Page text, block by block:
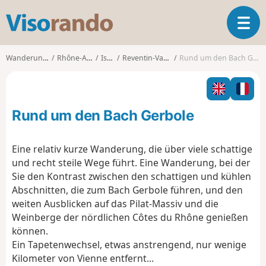
s
o
T
o
l
n
g
a
t
n
Wanderungen Rhône-Alpes Isère Reventin-Vaugris Rund um den Bach Gerbole
Rund um den Bach Gerbole
Eine relativ kurze Wanderung, die über viele schattige
und recht steile Wege führt. Eine Wanderung, bei der
Sie den Kontrast zwischen den schattigen und kühlen
Abschnitten, die zum Bach Gerbole führen, und den
weiten Ausblicken auf das Pilat-Massiv und die
Weinberge der nördlichen Côtes du Rhône genießen
können.
Ein Tapetenwechsel, etwas anstrengend, nur wenige
Kilometer von Vienne entfernt...